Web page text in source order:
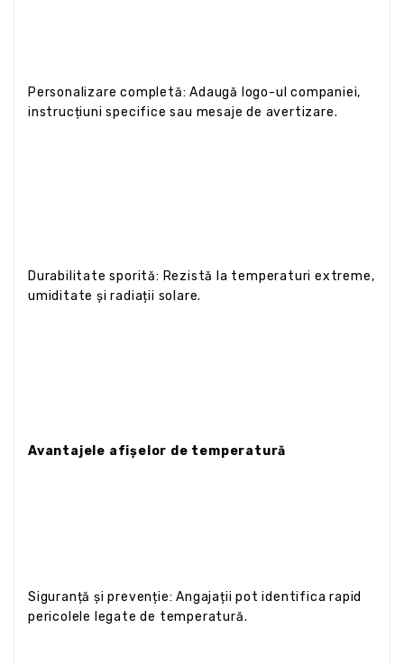
Personalizare completă: Adaugă logo-ul companiei,
instrucțiuni specifice sau mesaje de avertizare.
Durabilitate sporită: Rezistă la temperaturi extreme,
umiditate și radiații solare.
Avantajele afișelor de temperatură
Siguranță și prevenție: Angajații pot identifica rapid
pericolele legate de temperatură.